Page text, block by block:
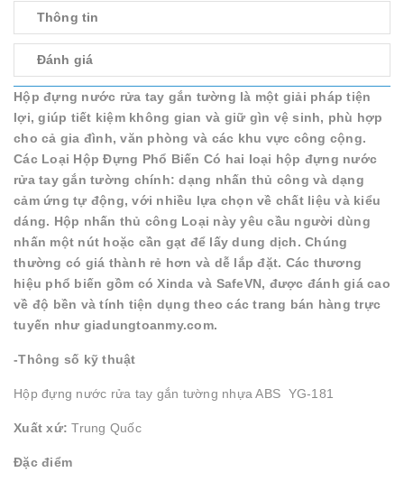
Thông tin
Đánh giá
Hộp đựng nước rửa tay gắn tường là một giải pháp tiện
lợi, giúp tiết kiệm không gian và giữ gìn vệ sinh, phù hợp
cho cả gia đình, văn phòng và các khu vực công cộng.
Các Loại Hộp Đựng Phổ Biến Có hai loại hộp đựng nước
rửa tay gắn tường chính: dạng nhấn thủ công và dạng
cảm ứng tự động, với nhiều lựa chọn về chất liệu và kiểu
dáng. Hộp nhấn thủ công Loại này yêu cầu người dùng
nhấn một nút hoặc cần gạt để lấy dung dịch. Chúng
thường có giá thành rẻ hơn và dễ lắp đặt. Các thương
hiệu phổ biến gồm có Xinda và SafeVN, được đánh giá cao
về độ bền và tính tiện dụng theo các trang bán hàng trực
tuyến như giadungtoanmy.com.
-Thông số kỹ thuật
Hộp đựng nước rửa tay gắn tường nhựa ABS YG-181
Xuất xứ:Trung Quốc
Đặc điểm